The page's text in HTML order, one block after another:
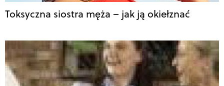
Toksyczna siostra męża – jak ją okiełznać